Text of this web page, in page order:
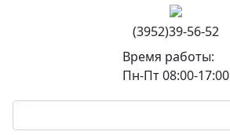
(3952)39-56-52
Время работы:
Пн-Пт 08:00-17:00